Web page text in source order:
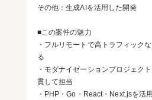
その他：生成AIを活用した開発
■この案件の魅力
・フルリモートで高トラフィック
る
・モダナイゼーションプロジェク
貫して担当
・PHP・Go・React・Next.jsを活